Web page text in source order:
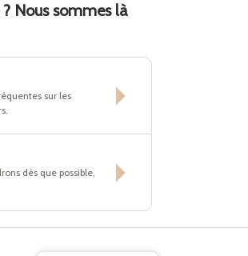
Nous sommes là
sur les
dès que possible,